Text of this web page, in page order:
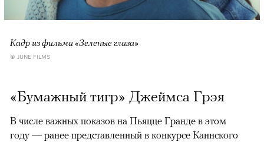
Кадр из фильма «Зеленые глаза»
© JUNE FILMS
«Бумажный тигр» Джеймса Грэя
В числе важных показов на Пьяцце Гранде в этом
году — ранее представленный в конкурсе Каннского